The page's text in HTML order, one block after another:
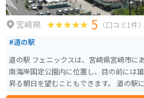
宮崎県 5 （口コミ1件）
#道の駅
道の駅 フェニックスは、宮崎県宮崎市に
南海岸国定公園内に位置し、目の前には
昇る朝日を望むこともできます。 道の駅には、レストランや特産品販売所が
あり、新鮮な海の幸や地元の特産品を楽